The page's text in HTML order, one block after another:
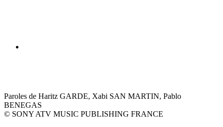
Paroles de Haritz GARDE, Xabi SAN MARTIN, Pablo
BENEGAS
© SONY ATV MUSIC PUBLISHING FRANCE